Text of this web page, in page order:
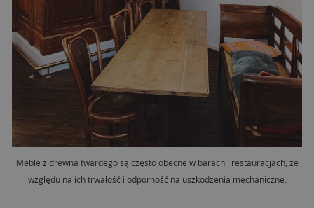
Meble z drewna twardego są często obecne w barach i restauracjach, ze
względu na ich trwałość i odporność na uszkodzenia mechaniczne.